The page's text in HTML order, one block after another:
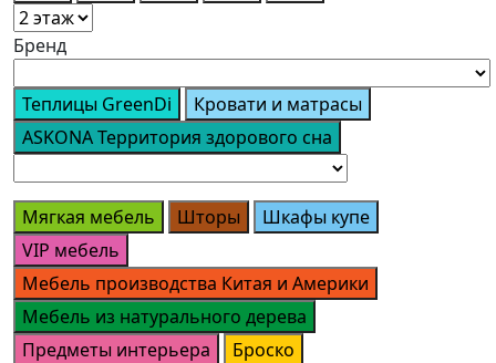
Бренд
Теплицы GreenDi
Кровати и матрасы
ASKONA Территория здорового сна
Мягкая мебель Шторы
Шкафы купе
VIP мебель
Мебель производства Китая и Америки
Мебель из натурального дерева
Предметы интерьера
Броско